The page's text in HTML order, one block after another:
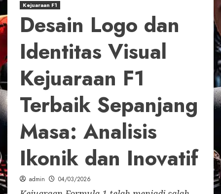
Kejuaraan F1
Desain Logo dan
Identitas Visual
Kejuaraan F1
Terbaik Sepanjang
Masa: Analisis
Ikonik dan Inovatif
admin 04/03/2026